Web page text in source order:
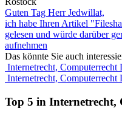
Guten Tag Herr Jedwillat,
ich habe Ihren Artikel
gelesen und würde darüber
aufnehmen
Das könnte Sie auch
Internetrecht, Computerrecht
Internetrecht, Computerrecht
Top 5 in Internetrecht,